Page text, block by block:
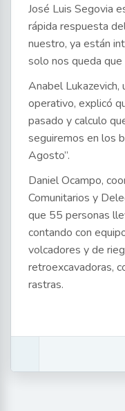
José Luis Segovia
rápida respuesta
nuestro, ya están
solo nos queda que
Anabel Lukazevich,
operativo, explicó
pasado y calculo
seguiremos en los
Agosto”.
Daniel Ocampo,
Comunitarios y
que 55 personas
contando con
volcadores y de
retroexcavadoras,
rastras.